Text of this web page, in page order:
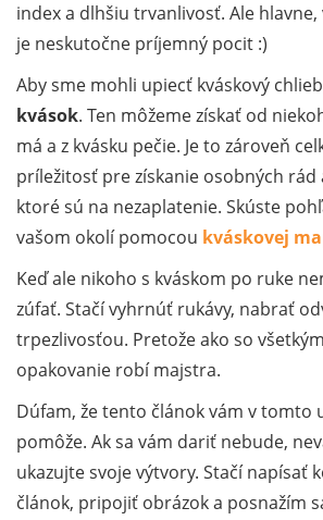
index a dlhšiu trvanlivosť. Ale
je neskutočne príjemný pocit :)
Aby sme mohli upiecť kváskový
kvások. Ten môžeme získať od
má a z kvásku pečie. Je to zároveň
príležitosť pre získanie osobných rád
ktoré sú na nezaplatenie. Skúste
vašom okolí pomocou kváskovej
Keď ale nikoho s kváskom po ruke
zúfať. Stačí vyhrnúť rukávy, nabrať
trpezlivosťou. Pretože ako so
opakovanie robí majstra.
Dúfam, že tento článok vám v tomto
pomôže. Ak sa vám dariť nebude,
ukazujte svoje výtvory. Stačí napísať
článok, pripojiť obrázok a posnažím